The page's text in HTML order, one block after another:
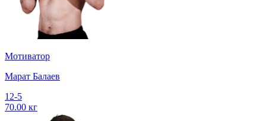
Мотиватор
Марат Балаев
12-5
70.00 кг